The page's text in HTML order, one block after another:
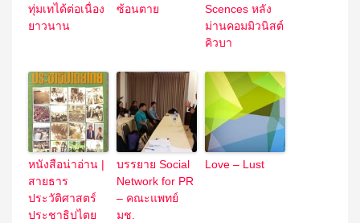
ทุ่มเทได้ต่อเนื่อง
ยาวนาน
ซ้อนตาย
Scences หลัง
ม่านคอมมิวนิสต์
คิวบา
หนังสือน่าอ่าน |
สายธาร
ประวัติศาสตร์
ประชาธิปไตย
บรรยาย Social
Network for PR
– คณะแพทย์
มช.
Love – Lust